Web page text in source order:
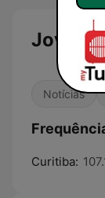
Jovem
Notícias
Curitiba: